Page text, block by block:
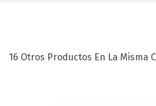
16 Otros Productos En La Misma